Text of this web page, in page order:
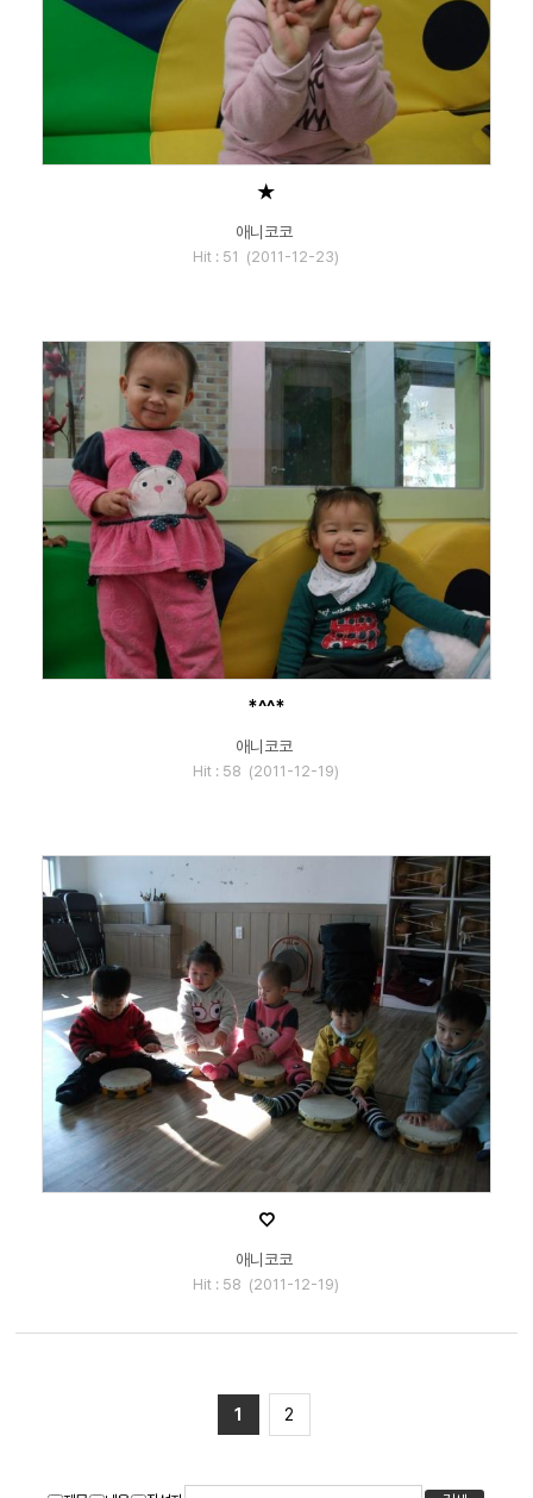
★
애니코코
Hit : 51 (2011-12-23)
*^^*
애니코코
Hit : 58 (2011-12-19)
♡
애니코코
Hit : 58 (2011-12-19)
1 2